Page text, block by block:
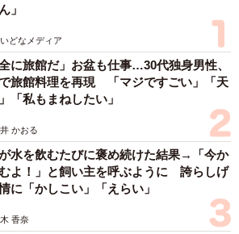
」
どなメディア
全に旅館だ」お盆も仕事…30代独身男性、
旅館料理を再現 「マジですごい」「天
「私もまねしたい」
かおる
水を飲むたびに褒め続けた結果→「今か
よ！」と飼い主を呼ぶように 誇らしげ
に「かしこい」「えらい」
香奈